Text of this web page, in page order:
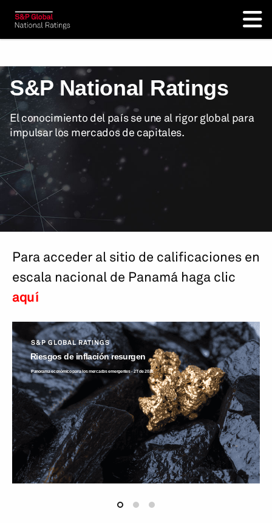
S&P National Ratings
El conocimiento del país se une al rigor global para
impulsar los mercados de capitales.
Para acceder al sitio de calificaciones en
escala nacional de Panamá haga clic
aquí
S&P GLOBAL RATINGS
Riesgos de inflación resurgen
Panorama económico para los mercados emergentes - 2T de 2026